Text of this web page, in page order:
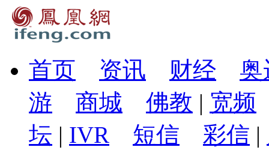
首页 资讯 财经
奥
游
商城 佛教 | 宽频
坛 | IVR 短信 彩信 |